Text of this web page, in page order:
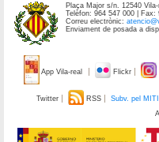
Plaça Major s/n. 12540
Telèfon: 964 547 000 | Fax:
Correu electrònic:
Enviament de posada a
App Vila-real Flickr
Twitter RSS Subv. pel